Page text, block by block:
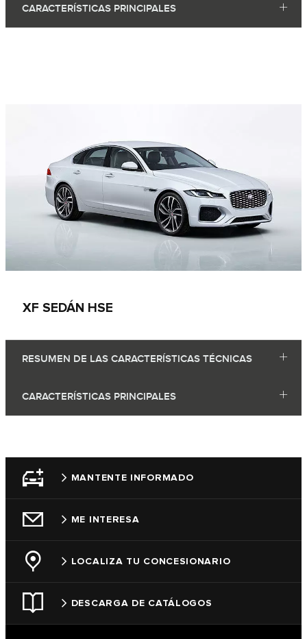
CARACTERÍSTICAS PRINCIPALES
XF SEDÁN HSE
RESUMEN DE LAS CARACTERÍSTICAS TÉCNICAS
CARACTERÍSTICAS PRINCIPALES
MANTENTE INFORMADO
ME INTERESA
LOCALIZA TU CONCESIONARIO
DESCARGA DE CATÁLOGOS